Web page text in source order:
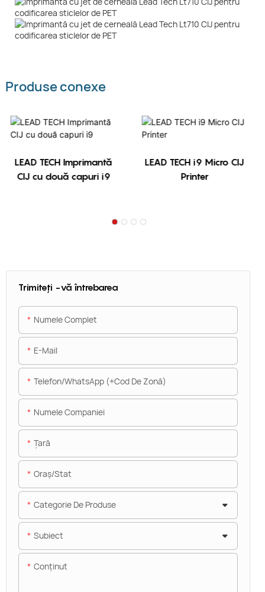
Produse conexe
LEAD TECH Imprimantă
CIJ cu două capuri i9
LEAD TECH i9 Micro CIJ
Printer
Trimiteți -vă întrebarea
Numele Complet
E-Mail
Telefon/WhatsApp (+Cod De Zonă)
Numele Companiei
Ţară
Oraș/stat
Categorie De Produse
Subiect
Conţinut